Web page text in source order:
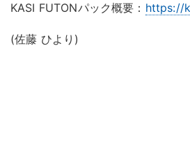
KASI FUTONパック概要： https://
(佐藤 ひより)